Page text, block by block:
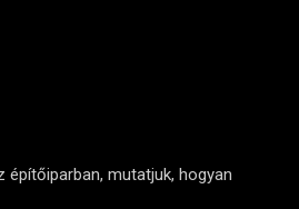
építőiparban, mutatjuk, hogyan